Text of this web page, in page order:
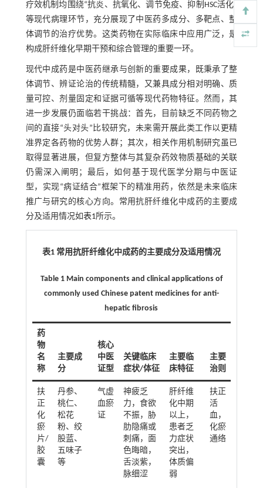
疗效机制均围绕“抗炎、抗氧化、调节免疫、抑制HSC活化”
等现代病理环节，充分展现了中医药多成分、多靶点、整
体调节的治疗优势。这类药物在实际临床中应用广泛，是
构成肝纤维化早期干预和综合管理的重要一环。
现代中成药是中医药继承与创新的重要成果，既秉承了整
体调节、辨证论治的传统精髓，又兼具成分相对明确、质
量可控、剂量固定和证据可循等现代药物特征。然而，其
进一步发展仍面临若干挑战：首先，目前缺乏不同药物之
间的直接“头对头”比较研究，未来需开展此类工作以更精
准界定各药物的优势人群；其次，相关作用机制研究虽已
取得显著进展，但复方整体与其复杂药效物质基础的关联
仍需深入阐明；最后，如何基于现代医学分期与中医证
型，实现“病证结合”框架下的精准用药，依然是未来临床
推广与研究的核心方向。常用抗肝纤维化中成药的主要成
分及适用情况如表1所示。
表1 常用抗肝纤维化中成药的主要成分及适用情况
Table 1 Main components and clinical applications of
commonly used Chinese patent medicines for anti-
hepatic fibrosis
药
物
名
称
主要成
分
核心
中医
证型
关键临床
症状/体征
主要临
床特征
主要
治则
扶
正
化
瘀
片/
胶
囊
丹参、
桃仁、
松花
粉、绞
股蓝、
五味子
等
气虚
血瘀
证
神疲乏
力，食欲
不振，胁
肋隐痛或
刺痛，面
色晦暗，
舌淡紫，
脉细涩
肝纤维
化中期
以上，
患者乏
力症状
突出，
体质偏
弱
扶正
活
血，
化瘀
通络